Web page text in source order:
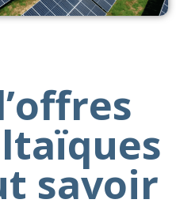
savoir